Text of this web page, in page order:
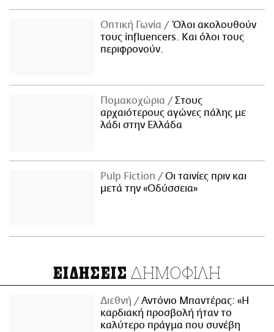
Οπτική Γωνία
Όλοι ακολουθούν
τους influencers. Και όλοι τους
περιφρονούν.
Πομακοχώρια
Στους
αρχαιότερους αγώνες πάλης με
λάδι στην Ελλάδα
Pulp Fiction
Οι ταινίες πριν και
μετά την «Οδύσσεια»
ΕΙΔΗΣΕΙΣ ΔΗΜΟΦΙΛΗ
Διεθνή
Αντόνιο Μπαντέρας: «Η
καρδιακή προσβολή ήταν το
καλύτερο πράγμα που συνέβη